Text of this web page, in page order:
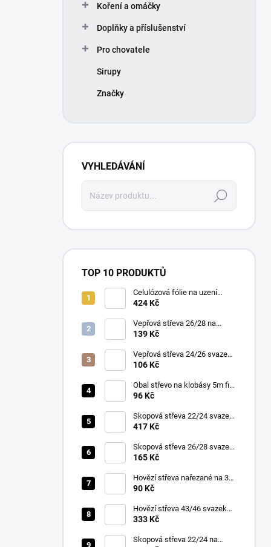
Koření a omáčky
Doplňky a příslušenství
Pro chovatele
Sirupy
Značky
VYHLEDÁVÁNÍ
Hledat
TOP 10 PRODUKTŮ
Celulózová fólie na uzení
48cm/50m bezbarvá
424 Kč
Vepřová střeva 26/28 na
pásce 10m
139 Kč
Vepřová střeva 24/26 svazek
10m
106 Kč
Obal střevo na klobásy 5m fi
65mm hnědé
96 Kč
Skopová střeva 22/24 svazek
90m
417 Kč
Skopová střeva 26/28 svazek
15m
165 Kč
Hovězí střeva nařezané na 30
cm 45/50 3 ks v balení
90 Kč
Hovězí střeva 43/46 svazek
30m
333 Kč
Skopová střeva 22/24 na